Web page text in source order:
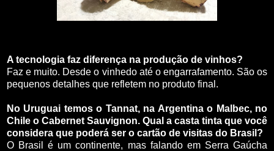
A tecnologia faz diferença na produção de vinhos?
Faz e muito. Desde o vinhedo até o engarrafamento. São os
pequenos detalhes que refletem no produto final.
No Uruguai temos o Tannat, na Argentina o Malbec, no
Chile o Cabernet Sauvignon. Qual a casta tinta que você
considera que poderá ser o cartão de visitas do Brasil?
O Brasil é um continente, mas falando em Serra Gaúcha